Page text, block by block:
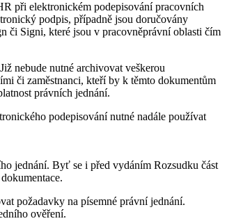
při elektronickém podepisování pracovních
podpis, případně jsou doručovány
či Signi, které jsou v pracovněprávní oblasti čím
nebude nutné archivovat veškerou
či zaměstnanci, kteří by k těmto dokumentům
právních jednání.
podepisování nutné nadále používat
jednání. Byť se i před vydáním Rozsudku část
požadavky na písemné právní jednání.
ověření.